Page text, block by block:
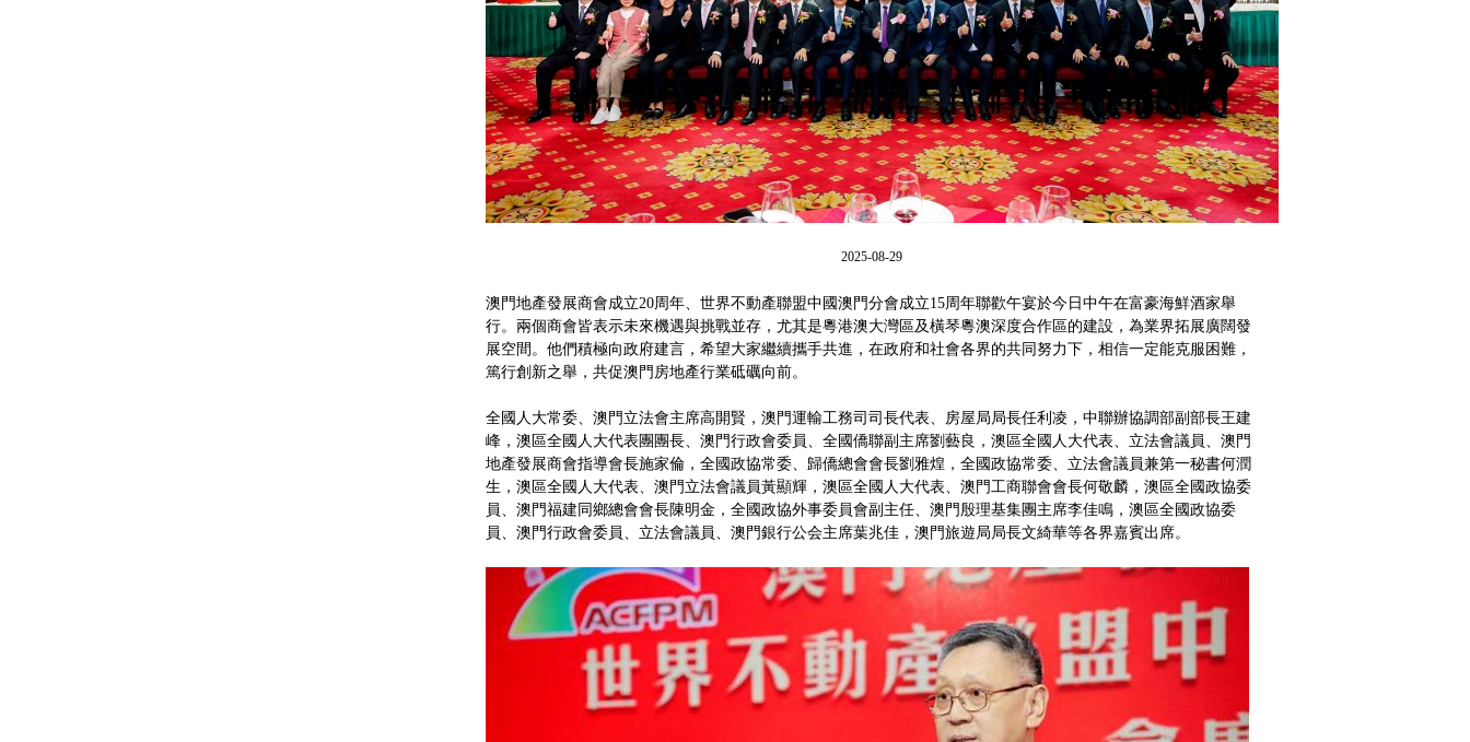
2025-08-29
澳門地產發展商會成立20周年、世界不動產聯盟中國澳門分會成立15周年聯歡午宴於今日中午在富豪海鮮酒家舉
行。兩個商會皆表示未來機遇與挑戰並存，尤其是粵港澳大灣區及橫琴粵澳深度合作區的建設，為業界拓展廣闊發
展空間。他們積極向政府建言，希望大家繼續攜手共進，在政府和社會各界的共同努力下，相信一定能克服困難，
篤行創新之舉，共促澳門房地產行業砥礪向前。
全國人大常委、澳門立法會主席高開賢，澳門運輸工務司司長代表、房屋局局長任利凌，中聯辦協調部副部長王建
峰，澳區全國人大代表團團長、澳門行政會委員、全國僑聯副主席劉藝良，澳區全國人大代表、立法會議員、澳門
地產發展商會指導會長施家倫，全國政協常委、歸僑總會會長劉雅煌，全國政協常委、立法會議員兼第一秘書何潤
生，澳區全國人大代表、澳門立法會議員黃顯輝，澳區全國人大代表、澳門工商聯會會長何敬麟，澳區全國政協委
員、澳門福建同鄉總會會長陳明金，全國政協外事委員會副主任、澳門殷理基集團主席李佳鳴，澳區全國政協委
員、澳門行政會委員、立法會議員、澳門銀行公会主席葉兆佳，澳門旅遊局局長文綺華等各界嘉賓出席。